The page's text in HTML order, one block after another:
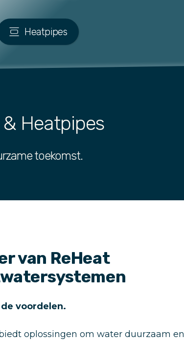
Heatpipes
Heatpipes
toekomst.
van ReHeat
voordelen.
oplossingen om water duurzaam en